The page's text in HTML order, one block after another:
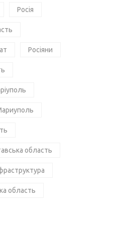
Росія
Росіяни
область
область